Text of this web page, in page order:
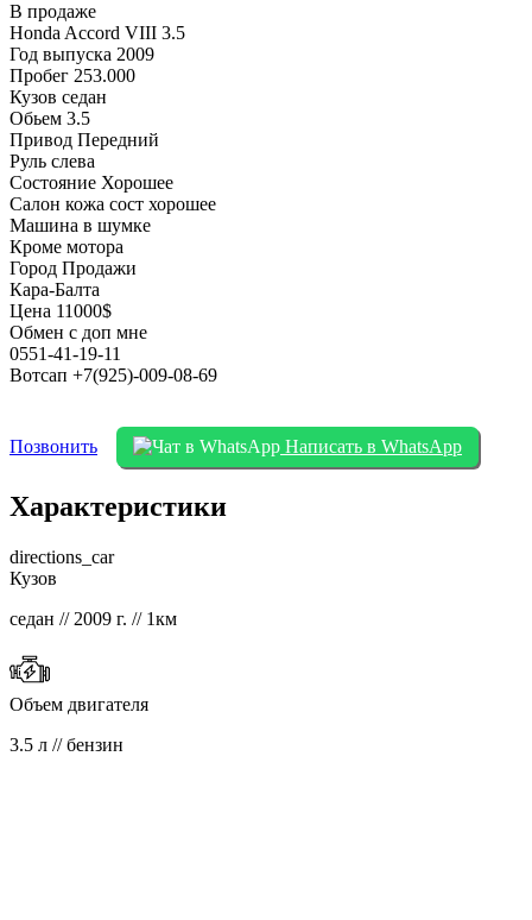
В продаже
Honda Accord VIII 3.5
Год выпуска 2009
Пробег 253.000
Кузов седан
Обьем 3.5
Привод Передний
Руль слева
Состояние Хорошее
Салон кожа сост хорошее
Машина в шумке
Кроме мотора
Город Продажи
Кара-Балта
Цена 11000$
Обмен с доп мне
0551-41-19-11
Вотсап +7(925)-009-08-69
Позвонить Написать в WhatsApp
Характеристики
directions_car
Кузов
седан // 2009 г. // 1км
Объем двигателя
3.5 л // бензин